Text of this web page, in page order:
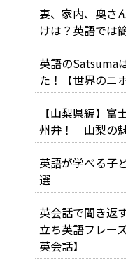
妻、家内、奥さ
けは？英語では
英語のSatsuma
た！【世界のニ
【山梨県編】
州弁！ 山梨の
英語が学べる子
選
英会話で聞き返
立ち英語フレー
英会話】